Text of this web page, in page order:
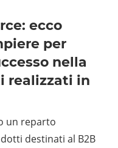
ecco
per
nella
realizzati in
un reparto
destinati al B2B